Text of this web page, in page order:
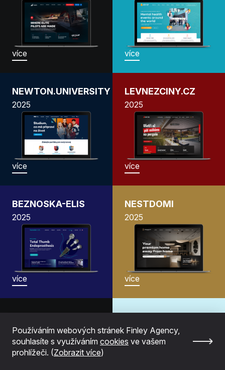
více více
NEWTON.UNIVERSITY
2025
více
LEVNEZCINY.CZ
2025
více
BEZNOSKA-ELIS
2025
více
NESTDOMI
2025
více
Aplikace
2024
Callsheduling
2024
Používáním webových stránek Finley Agency,
souhlasíte s využíváním cookies ve vašem
prohlížeči. (Zobrazit více)